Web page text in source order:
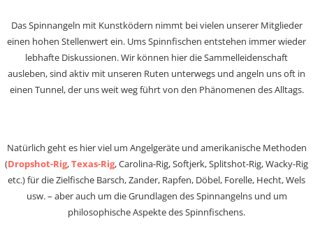
Das Spinnangeln mit Kunstködern nimmt bei vielen unserer Mitglieder
einen hohen Stellenwert ein. Ums Spinnfischen entstehen immer wieder
lebhafte Diskussionen. Wir können hier die Sammelleidenschaft
ausleben, sind aktiv mit unseren Ruten unterwegs und angeln uns oft in
einen Tunnel, der uns weit weg führt von den Phänomenen des Alltags.
Natürlich geht es hier viel um Angelgeräte und amerikanische Methoden
(Dropshot-Rig,Texas-Rig, Carolina-Rig, Softjerk, Splitshot-Rig, Wacky-Rig
etc.) für die Zielfische Barsch, Zander, Rapfen, Döbel, Forelle, Hecht, Wels
usw. – aber auch um die Grundlagen des Spinnangelns und um
philosophische Aspekte des Spinnfischens.